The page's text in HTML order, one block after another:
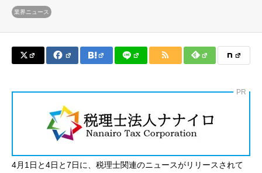
業界ニュース
PR
4月1日と4日と7日に、税理士関連のニュースがリリースされて